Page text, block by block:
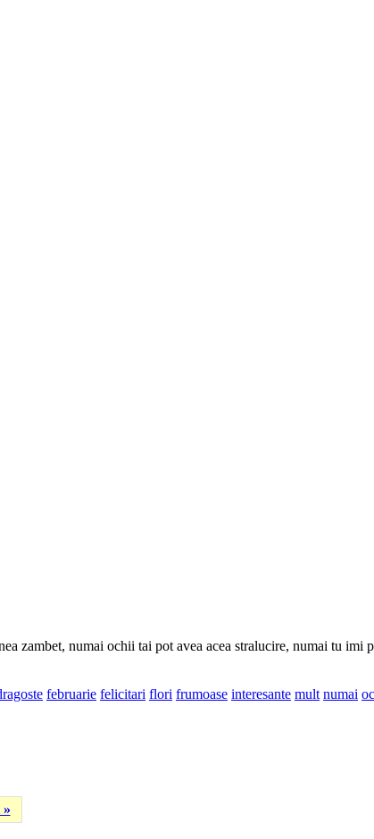
zambet, numai ochii tai pot avea acea stralucire, numai tu imi
februarie felicitari flori frumoase interesante mult numai